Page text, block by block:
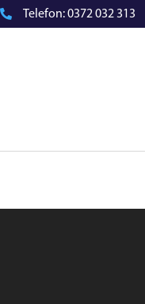
Telefon:0372 032 313